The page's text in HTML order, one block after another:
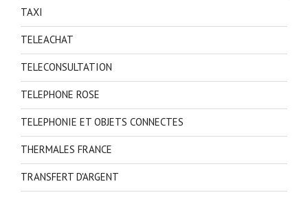
TAXI
TELEACHAT
TELECONSULTATION
TELEPHONE ROSE
TELEPHONIE ET OBJETS CONNECTES
THERMALES FRANCE
TRANSFERT D'ARGENT